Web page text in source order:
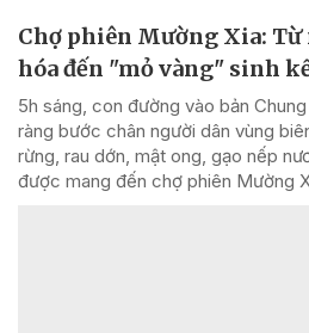
Chợ phiên Mường Xia:
hóa đến "mỏ vàng" sinh
5h sáng, con đường vào bản
ràng bước chân người dân vùng
rừng, rau dớn, mật ong, gạo nếp
được mang đến chợ phiên Mường